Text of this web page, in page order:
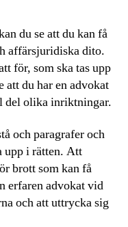
du se att du kan få
affärsjuridiska dito.
för, som ska tas upp
att du har en advokat
del olika inriktningar.
och paragrafer och
upp i rätten. Att
brott som kan få
erfaren advokat vid
och att uttrycka sig